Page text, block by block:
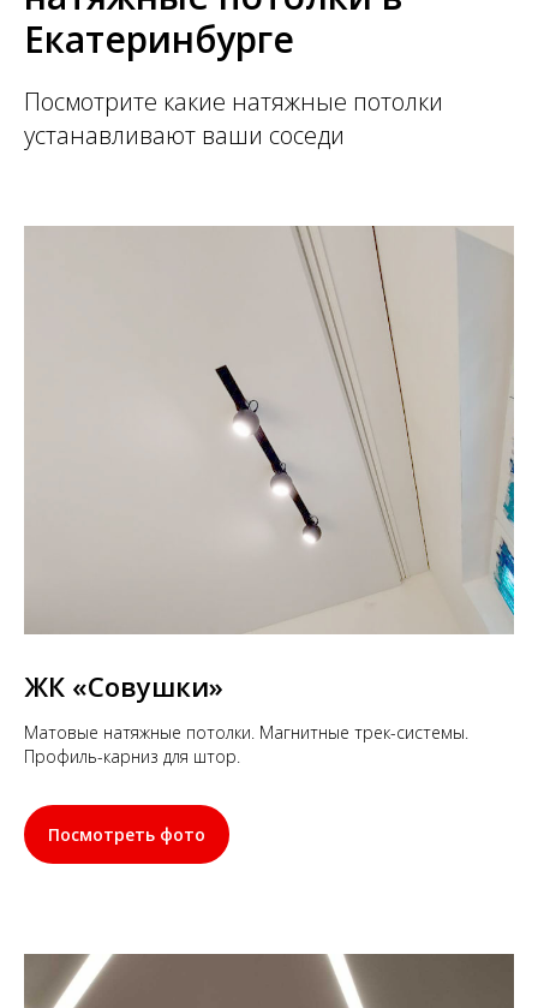
Екатеринбурге
Посмотрите какие натяжные потолки
устанавливают ваши соседи
ЖК «Совушки»
Матовые натяжные потолки. Магнитные трек-системы.
Профиль-карниз для штор.
Посмотреть фото